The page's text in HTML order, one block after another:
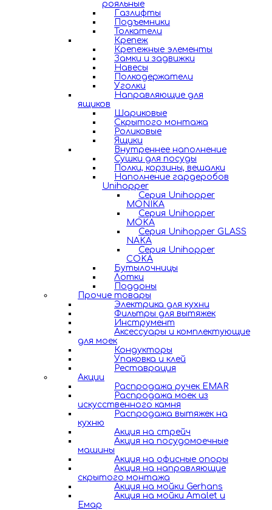
рояльные
Газлифты
Подъемники
Толкатели
Крепеж
Крепежные элементы
Замки и задвижки
Навесы
Полкодержатели
Уголки
Направляющие для
ящиков
Шариковые
Скрытого монтажа
Роликовые
Ящики
Внутреннее наполнение
Сушки для посуды
Полки, корзины, вешалки
Наполнение гардеробов
Unihopper
Серия Unihopper
MONIKA
Серия Unihopper
MOKA
Серия Unihopper GLASS
NAKA
Серия Unihopper
COKA
Бутылочницы
Лотки
Поддоны
Прочие товары
Электрика для кухни
Фильтры для вытяжек
Инструмент
Аксессуары и комплектующие
для моек
Кондукторы
Упаковка и клей
Реставрация
Акции
Распродажа ручек EMAR
Распродажа моек из
искусственного камня
Распродажа вытяжек на
кухню
Акция на стрейч
Акция на посудомоечные
машины
Акция на офисные опоры
Акция на направляющие
скрытого монтажа
Акция на мойки Gerhans
Акция на мойки Amalet и
Емар